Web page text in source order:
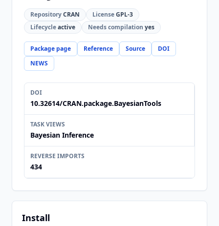
RepositoryCRAN LicenseGPL-3
Lifecycleactive Needs compilation yes
Package page Reference Source
DOI
NEWS
DOI
10.32614/CRAN.package.BayesianTools
TASK VIEWS
Bayesian Inference
REVERSE IMPORTS
434
Install